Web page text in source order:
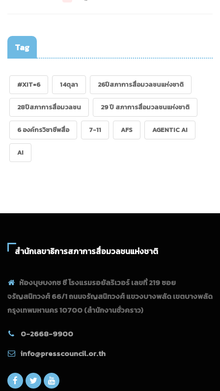
Tag
#XIT=6 14ตุลา 26ปีสภาการสื่อมวลชนแห่งชาติ
28ปีสภาการสื่อมวลชน 29 ปี สภาการสื่อมวลชนแห่งชาติ
6 องค์กรวิชาชีพสื่อ 7-11 AFS AGENTIC AI
AI
สำนักเลขาธิการสภาการสื่อมวลชนแห่งชาติ
ห้องบุษบงกช ซี โรงแรมรอยัลริเวอร์ เลขที่ 219 ซอย
จรัญสนิทวงศ์ 66/1 ถนนจรัญสนิทวงศ์ แขวงบางพลัด เขตบางพลัด
กรุงเทพมหานคร 10700(สำนักงานชั่วคราว)
0-2668-9900
info@presscouncil.or.th